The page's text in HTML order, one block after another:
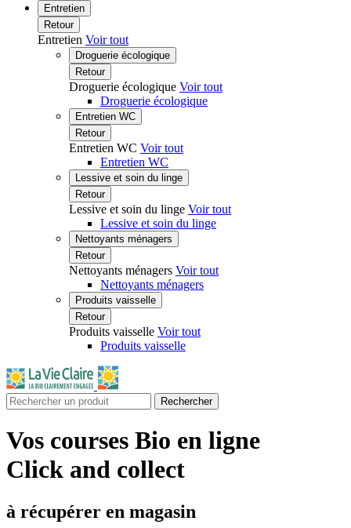
Entretien
Retour
Entretien Voir tout
Droguerie écologique
Retour
Droguerie écologique Voir tout
Droguerie écologique
Entretien WC
Retour
Entretien WC Voir tout
Entretien WC
Lessive et soin du linge
Retour
Lessive et soin du linge Voir tout
Lessive et soin du linge
Nettoyants ménagers
Retour
Nettoyants ménagers Voir tout
Nettoyants ménagers
Produits vaisselle
Retour
Produits vaisselle Voir tout
Produits vaisselle
Rechercher
Vos courses Bio en ligne
Click and collect
à récupérer en magasin